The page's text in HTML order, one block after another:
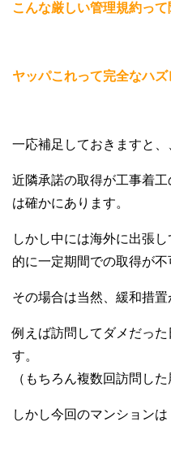
こんな厳しい管理規約って
ヤッパこれって完全なハズ
一応補足しておきますと、
近隣承諾の取得が工事着
は確かにあります。
しかし中には海外に出張
的に一定期間での取得が不
その場合は当然、緩和措置
例えば訪問してダメだっ
す。
（もちろん複数回訪問した
しかし今回のマンションは